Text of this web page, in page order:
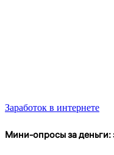
Заработок в интернете
Мини-опросы за деньги: